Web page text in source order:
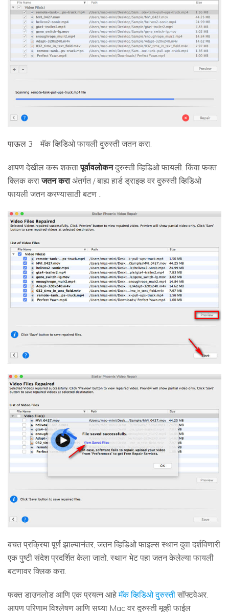
पाऊल 3 मॅक व्हिडिओ फायली दुरुस्ती जतन करा.
आपण देखील करू शकतापूर्वावलोकनदुरुस्ती व्हिडिओ फायली. किंवा फक्त
क्लिक कराजतन कराअंतर्गत / बाह्य हार्ड ड्राइव्ह वर दुरुस्ती व्हिडिओ
फायली जतन करण्यासाठी बटण ..
बचत प्रक्रिया पूर्ण झाल्यानंतर, जतन व्हिडिओ फाइल्स स्थान दुवा दर्शविणारी
एक पुष्टी संदेश प्रदर्शित केला जातो. स्थान भेट पहा जतन केलेल्या फायली
बटणावर क्लिक करा.
फक्त डाउनलोड आणि एक प्रयत्न आहेमॅक व्हिडिओ दुरुस्ती सॉफ्टवेअर.
आपण परिणाम विश्लेषण आणि सध्या Mac वर दुरुस्ती मूव्ही फाईल